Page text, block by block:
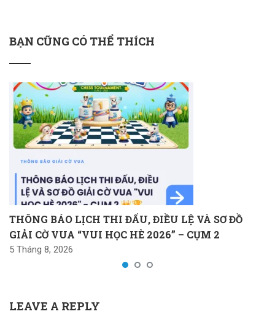
BẠN CŨNG CÓ THỂ THÍCH
THÔNG BÁO LỊCH THI ĐẤU, ĐIỀU LỆ VÀ SƠ ĐỒ
GIẢI CỜ VUA “VUI HỌC HÈ 2026” – CỤM 2
5 Tháng 8, 2026
LEAVE A REPLY